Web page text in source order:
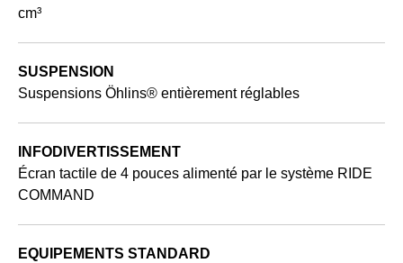
cm³
SUSPENSION
Suspensions Öhlins® entièrement réglables
INFODIVERTISSEMENT
Écran tactile de 4 pouces alimenté par le système RIDE
COMMAND
EQUIPEMENTS STANDARD